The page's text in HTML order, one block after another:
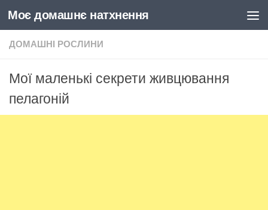
Skip to content
Моє домашнє натхнення
ДОМАШНІ РОСЛИНИ
Мої маленькі секрети живцювання
пелагоній